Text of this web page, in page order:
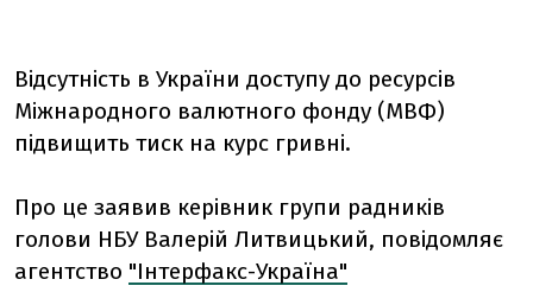
Відсутність в України доступу до ресурсів
Міжнародного валютного фонду (МВФ)
підвищить тиск на курс гривні.
Про це заявив керівник групи радників
голови НБУ Валерій Литвицький, повідомляє
агентство "Інтерфакс-Україна"